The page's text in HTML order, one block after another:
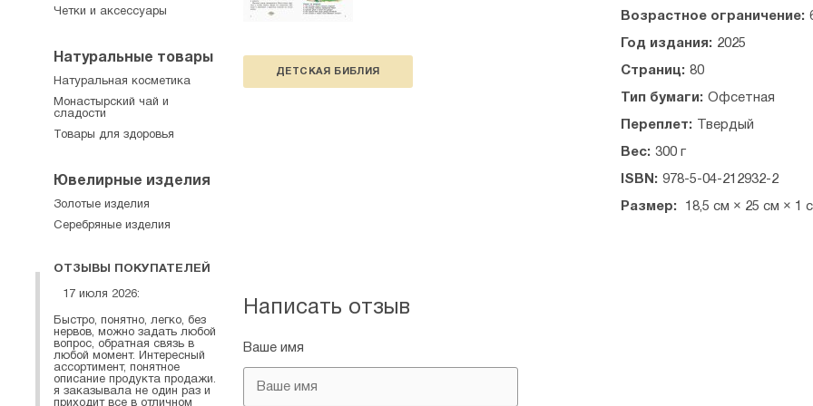
ДЕТСКАЯ БИБЛИЯ
Возрастное ограничение:
Год издания: 2025
Страниц: 80
Тип бумаги: Офсетная
Переплет: Твердый
Вес: 300 г
ISBN: 978-5-04-212932-2
Размер: 18,5 см × 25 см × 1
Написать отзыв
Ваше имя
Четки и аксессуары
Натуральные товары
Натуральная косметика
Монастырский чай и
сладости
Товары для здоровья
Ювелирные изделия
Золотые изделия
Серебряные изделия
ОТЗЫВЫ ПОКУПАТЕЛЕЙ
17 июля 2026:
Быстро, понятно, легко, без
нервов, можно задать любой
вопрос, обратная связь в
любой момент. Интересный
ассортимент, понятное
описание продукта продажи.
я заказывала не один раз и
приходит все в отличном